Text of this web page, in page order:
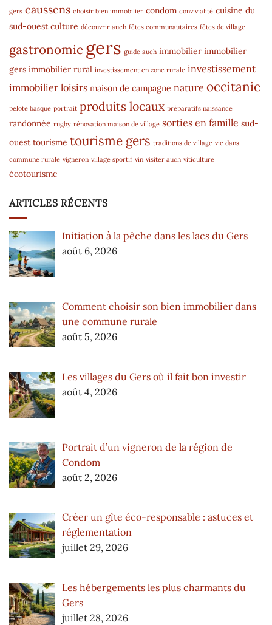
gers caussens choisir bien immobilier condom convivialité cuisine du
sud-ouest culture découvrir auch fêtes communautaires fêtes de village
gastronomiegers guide auch immobilier immobilier
gers immobilier rural investissement en zone rurale investissement
immobilier loisirs maison de campagne nature occitanie
pelote basque portrait produits locaux préparatifs naissance
randonnée rugby rénovation maison de village sorties en famille sud-
ouest tourisme tourisme gers traditions de village vie dans
commune rurale vigneron village sportif vin visiter auch viticulture
écotourisme
ARTICLES RÉCENTS
Initiation à la pêche dans les lacs du Gers
août 6, 2026
Comment choisir son bien immobilier dans
une commune rurale
août 5, 2026
Les villages du Gers où il fait bon investir
août 4, 2026
Portrait d’un vigneron de la région de
Condom
août 2, 2026
Créer un gîte éco-responsable : astuces et
réglementation
juillet 29, 2026
Les hébergements les plus charmants du
Gers
juillet 28, 2026